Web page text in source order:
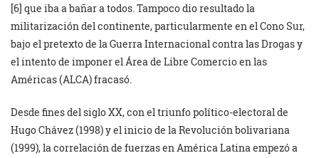
[6] que iba a bañar a todos. Tampoco dio resultado la
militarización del continente, particularmente en el Cono Sur,
bajo el pretexto de la Guerra Internacional contra las Drogas y
el intento de imponer el Área de Libre Comercio en las
Américas (ALCA) fracasó.
Desde fines del siglo XX, con el triunfo político-electoral de
Hugo Chávez (1998) y el inicio de la Revolución bolivariana
(1999), la correlación de fuerzas en América Latina empezó a